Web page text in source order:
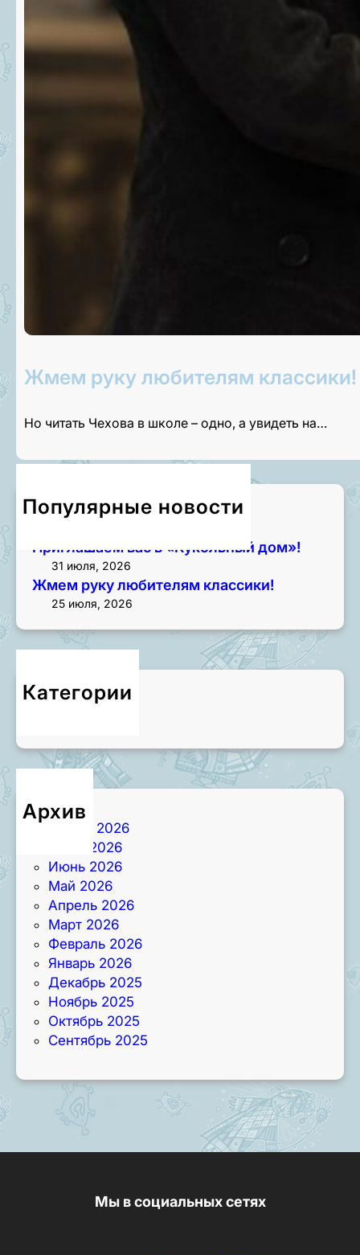
Жмем руку любителям классики!
Но читать Чехова в школе – одно, а увидеть на…
Популярные новости
Приглашаем на экскурсии!
Приглашаем вас в «Кукольный дом»!
31 июля, 2026
Жмем руку любителям классики!
25 июля, 2026
Категории
Новости
Архив
Август 2026
Июль 2026
Июнь 2026
Май 2026
Апрель 2026
Март 2026
Февраль 2026
Январь 2026
Декабрь 2025
Ноябрь 2025
Октябрь 2025
Сентябрь 2025
Мы в социальных сетях